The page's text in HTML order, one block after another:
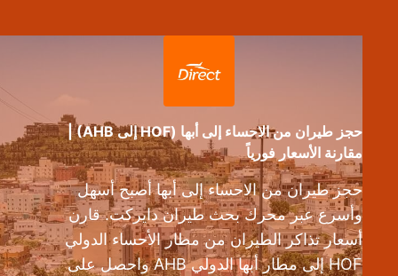
حجز طيران من الاحساء إلى أبها (HOF إلى AHB) |
مقارنة الأسعار فورياً
حجز طيران من الاحساء إلى أبها أصبح أسهل
وأسرع عبر محرك بحث طيران دايركت. قارن
أسعار تذاكر الطيران من مطار الأحساء الدولي
HOF إلى مطار أبها الدولي AHB واحصل على